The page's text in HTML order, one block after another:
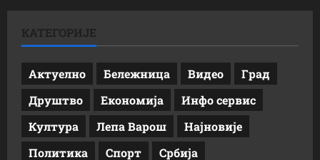
КАТЕГОРИЈЕ
Актуелно Бележница Видео
Град
Друштво
Економија
Инфо сервис
Култура
Лепа Варош
Најновије
Политика
Спорт Србија